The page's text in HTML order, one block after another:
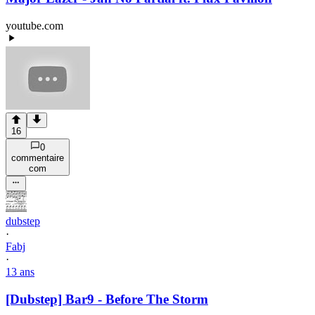
youtube.com
16
0
commentaire
com
dubstep
·
Fabj
·
13 ans
[Dubstep] Bar9 - Before The Storm